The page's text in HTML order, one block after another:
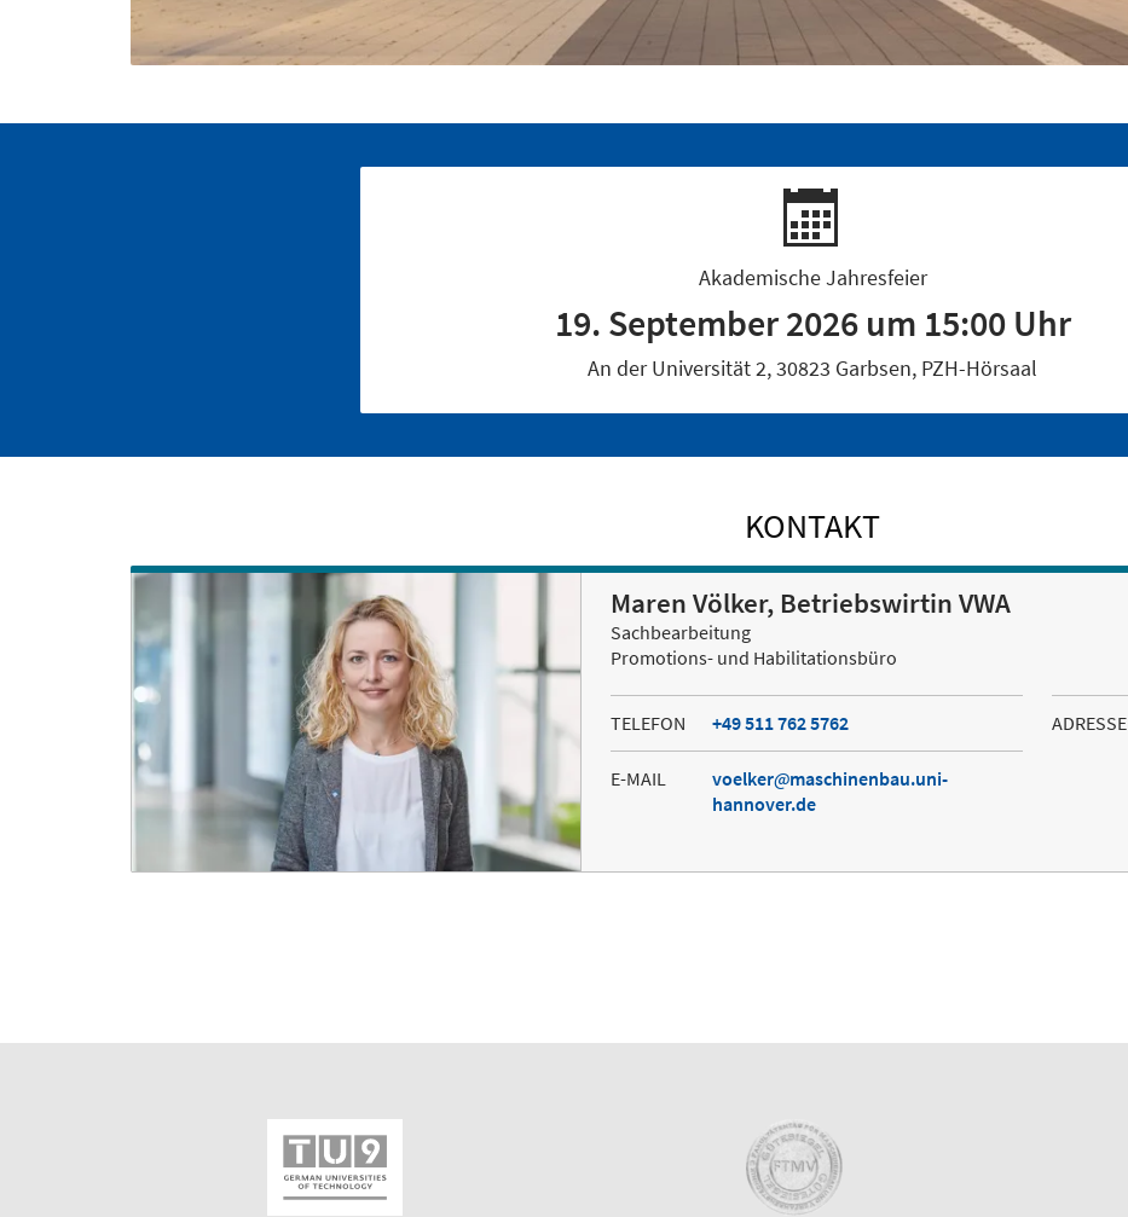
Akademische Jahresfeier
19. September 2026 um 15:00 Uhr
An der Universität 2, 30823 Garbsen, PZH-Hörsaal
KONTAKT
Maren Völker, Betriebswirtin VWA
Sachbearbeitung
Promotions- und Habilitationsbüro
TELEFON +49 511 762 5762
E-MAIL voelker
maschinenbau.uni-
hannover.de
ADRESSE